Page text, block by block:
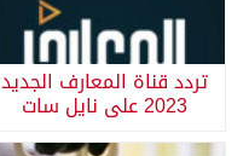
تردد قناة المعارف الجديد
2023 على نايل سات